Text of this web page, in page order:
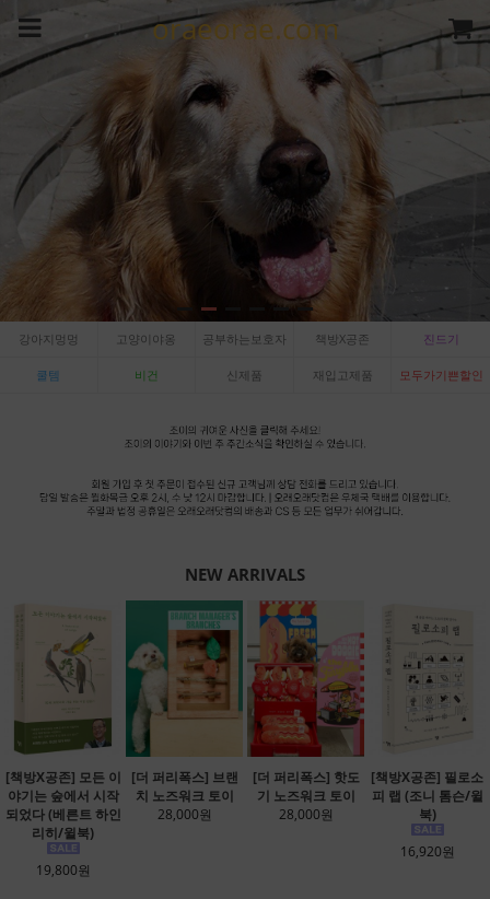
oraeorae.com
강아지멍멍 고양이야옹 공부하는보호자 책방X공존 진드기
쿨템 비건 신제품 재입고제품 모두가기쁜할인
NEW ARRIVALS
[책방X공존] 모든 이
야기는 숲에서 시작
되었다 (베른트 하인
리히/윌북)
19,800원
[더 퍼리폭스] 브랜
치 노즈워크 토이
28,000원
[더 퍼리폭스] 핫도
기 노즈워크 토이
28,000원
[책방X공존] 필로소
피 랩 (조니 톰슨/윌
북)
16,920원